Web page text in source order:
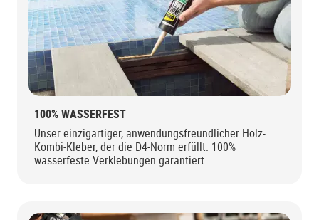
100% WASSERFEST
Unser einzigartiger, anwendungsfreundlicher Holz-
Kombi-Kleber, der die D4-Norm erfüllt: 100%
wasserfeste Verklebungen garantiert.